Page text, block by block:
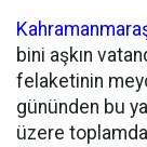
bini aşkın
felaketinin
gününden bu
üzere